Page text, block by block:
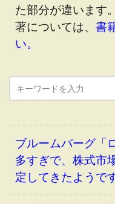
た部分が違います
著については、 書
い。
ブルームバーグ「
多すぎで、株式市
定してきたようで